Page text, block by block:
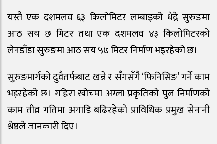
यस्तै एक दशमलव ६३ किलोमिटर लम्बाइको धेद्रे सुरुङमा
आठ सय छ मिटर तथा एक दशमलव ४३ किलोमिटरको
लेनडाँडा सुरुङमा आठ सय ५७ मिटर निर्माण भइरहेको छ।
सुरुङमार्गको दुवैतर्फबाट खन्ने र सँगसँगै ‘फिनिसिङ’ गर्ने काम
भइरहेको छ। गहिरा खोचमा अग्ला प्रकृतिको पुल निर्माणको
काम तीव्र गतिमा अगाडि बढिरहेको प्राविधिक प्रमुख सेनानी
श्रेष्ठले जानकारी दिए।